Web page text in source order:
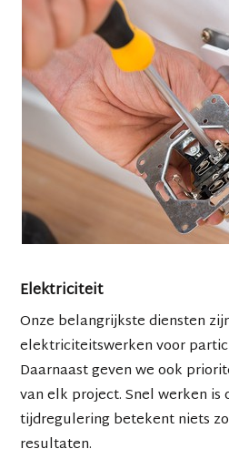
Elektriciteit
Onze belangrijkste diensten
elektriciteitswerken voor
Daarnaast geven we ook
van elk project. Snel werken is
tijdregulering betekent niets
resultaten.